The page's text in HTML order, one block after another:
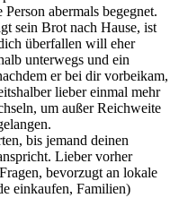
abermals begegnet.
sein Brot nach Hause, ist
überfallen will eher
unterwegs und ein
er bei dir vorbeikam,
lieber einmal mehr
um außer Reichweite
bis jemand deinen
Lieber vorher
bevorzugt an lokale
einkaufen, Familien)